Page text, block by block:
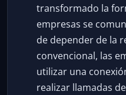
transformado la
empresas se
de depender de la
convencional, las
utilizar una
realizar llamadas